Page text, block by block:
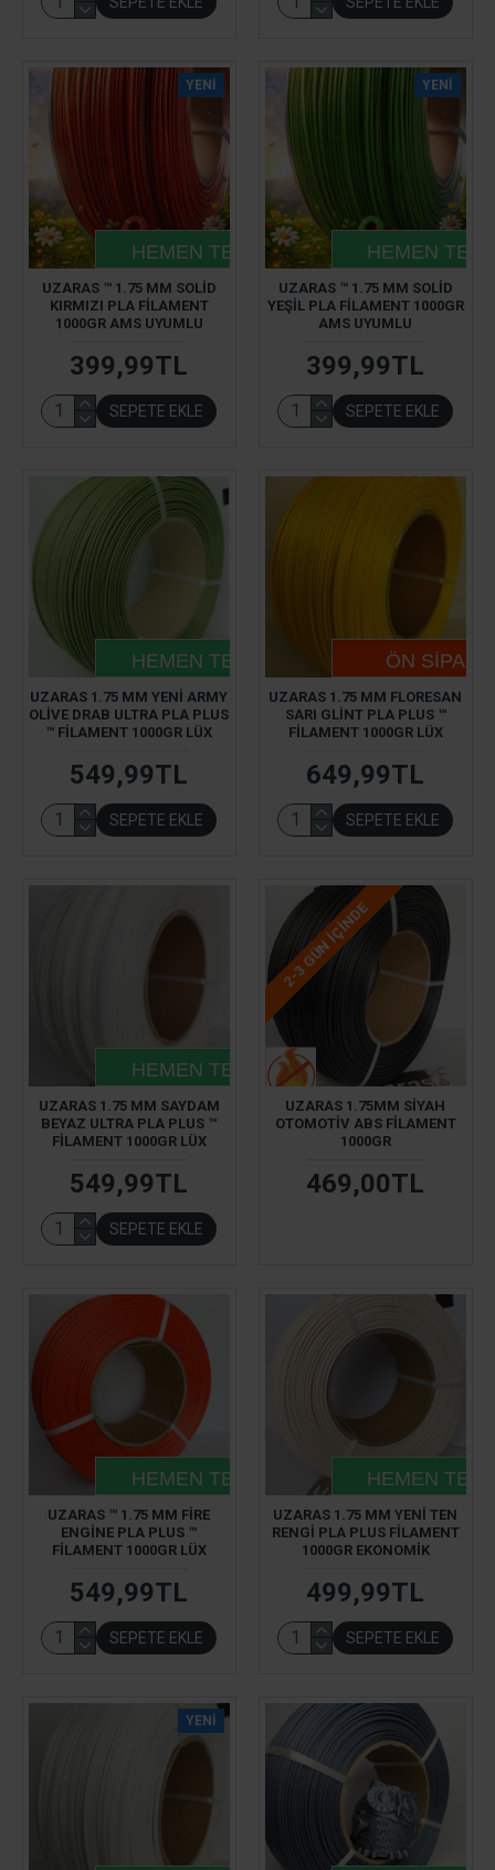
YENI
HEMEN TESLIM
UZARAS ™ 1.75 MM SOLID
KIRMIZI PLA FILAMENT
1000GR AMS UYUMLU
399,99TL
SEPETE EKLE
YENI
HEMEN
UZARAS ™ 1.75 MM SOLID
YEŞIL PLA FILAMENT 1000GR
AMS UYUMLU
399,99TL
SEPETE EKLE
HEMEN TESLIM
UZARAS 1.75 MM YENI ARMY
OLIVE DRAB ULTRA PLA PLUS
™ FILAMENT 1000GR LÜX
549,99TL
SEPETE EKLE
ÖN
UZARAS 1.75 MM FLORESAN
SARI GLINT PLA PLUS ™
FILAMENT 1000GR LÜX
649,99TL
SEPETE EKLE
HEMEN TESLIM
UZARAS 1.75 MM SAYDAM
BEYAZ ULTRA PLA PLUS ™
FILAMENT 1000GR LÜX
549,99TL
SEPETE EKLE
2-3 GÜN IÇINDE
UZARAS 1.75MM SIYAH
OTOMOTIV ABS FILAMENT
1000GR
469,00TL
HEMEN TESLIM
UZARAS ™ 1.75 MM FIRE
ENGINE PLA PLUS ™
FILAMENT 1000GR LÜX
549,99TL
SEPETE EKLE
HEMEN
UZARAS 1.75 MM YENI TEN
RENGI PLA PLUS FILAMENT
1000GR EKONOMIK
499,99TL
SEPETE EKLE
YENI